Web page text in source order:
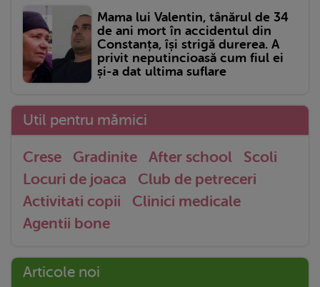
Mama lui Valentin, tânărul de 34
de ani mort în accidentul din
Constanța, își strigă durerea. A
privit neputincioasă cum fiul ei
și-a dat ultima suflare
Util pentru mămici
Crese Gradinite After school
Scoli
Locuri de joaca
Club de petreceri
Activitati copii
Clinici medicale
Agentii bone
Articole noi